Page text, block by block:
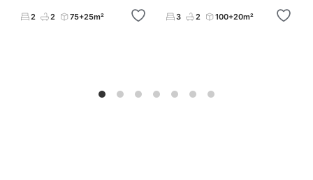
2 2 75+25m² 3 2 100+20m²